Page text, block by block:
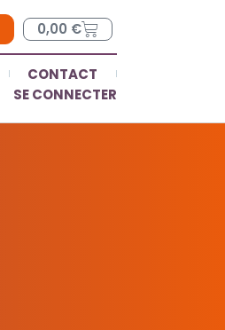
0,00 €
CONTACT
SE CONNECTER